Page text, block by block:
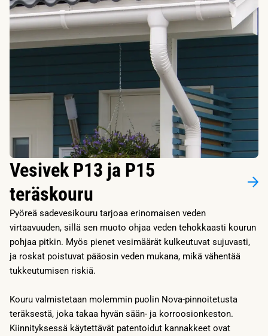
Vesivek P13 ja P15
teräskouru
Pyöreä sadevesikouru tarjoaa erinomaisen veden
virtaavuuden, sillä sen muoto ohjaa veden tehokkaasti kourun
pohjaa pitkin. Myös pienet vesimäärät kulkeutuvat sujuvasti,
ja roskat poistuvat pääosin veden mukana, mikä vähentää
tukkeutumisen riskiä.
Kouru valmistetaan molemmin puolin Nova-pinnoitetusta
teräksestä, joka takaa hyvän sään- ja korroosionkeston.
Kiinnityksessä käytettävät patentoidut kannakkeet ovat